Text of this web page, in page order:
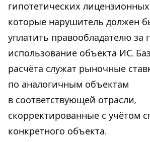
гипотетических
которые нарушитель должен
уплатить правообладателю за
использование объекта ИС.
расчёта служат рыночные
по аналогичным объектам
в соответствующей отрасли,
скорректированные с учётом
конкретного объекта.